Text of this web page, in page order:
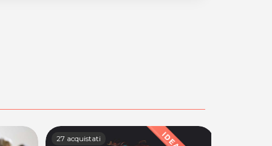
27 acquistati